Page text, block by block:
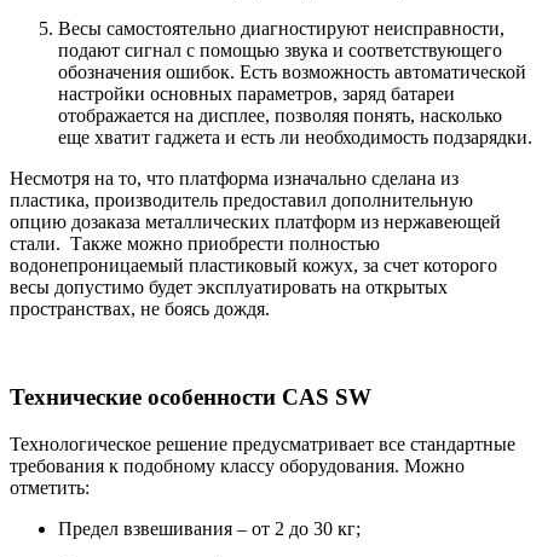
Весы самостоятельно диагностируют неисправности,
подают сигнал с помощью звука и соответствующего
обозначения ошибок. Есть возможность автоматической
настройки основных параметров, заряд батареи
отображается на дисплее, позволяя понять, насколько
еще хватит гаджета и есть ли необходимость подзарядки.
Несмотря на то, что платформа изначально сделана из
пластика, производитель предоставил дополнительную
опцию дозаказа металлических платформ из нержавеющей
стали. Также можно приобрести полностью
водонепроницаемый пластиковый кожух, за счет которого
весы допустимо будет эксплуатировать на открытых
пространствах, не боясь дождя.
Технические особенности CAS SW
Технологическое решение предусматривает все стандартные
требования к подобному классу оборудования. Можно
отметить:
Предел взвешивания – от 2 до 30 кг;